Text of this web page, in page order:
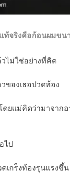
ท้จริงคือก้อนผมขน
ไม่ใช่อย่างที่คิด
ของเธอปวดท้อง
ยแม่คิดว่ามาจาก
ไป
เกร็งท้องรุนแรงขึ้น